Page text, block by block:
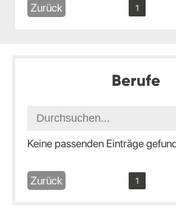
Zurück 1
Berufe
Keine passenden Einträge
Zurück 1